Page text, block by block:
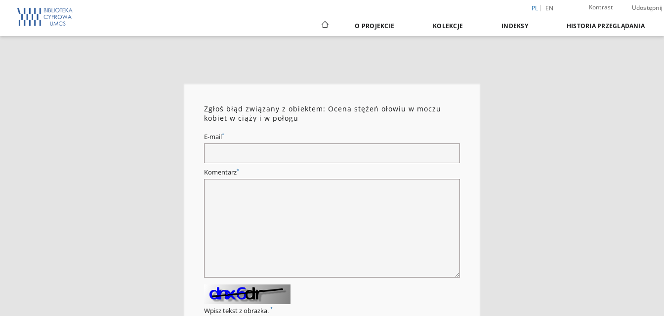
PL EN Kontrast Udostępnij
O PROJEKCIE KOLEKCJE INDEKSY HISTORIA PRZEGLĄDANIA
Zgłoś błąd związany z obiektem: Ocena stężeń ołowiu w moczu
kobiet w ciąży i w połogu
E-mail*
Komentarz*
Wpisz tekst z obrazka. *